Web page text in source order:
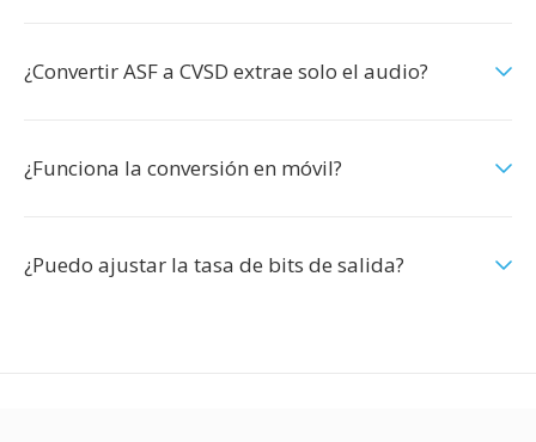
¿Convertir ASF a CVSD extrae solo el audio?
¿Funciona la conversión en móvil?
¿Puedo ajustar la tasa de bits de salida?